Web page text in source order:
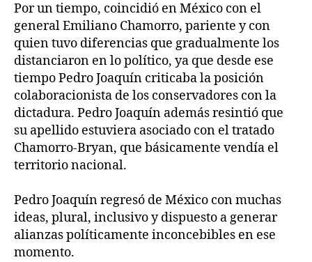
Por un tiempo, coincidió en México con el
general Emiliano Chamorro, pariente y con
quien tuvo diferencias que gradualmente los
distanciaron en lo político, ya que desde ese
tiempo Pedro Joaquín criticaba la posición
colaboracionista de los conservadores con la
dictadura. Pedro Joaquín además resintió que
su apellido estuviera asociado con el tratado
Chamorro-Bryan, que básicamente vendía el
territorio nacional.
Pedro Joaquín regresó de México con muchas
ideas, plural, inclusivo y dispuesto a generar
alianzas políticamente inconcebibles en ese
momento.